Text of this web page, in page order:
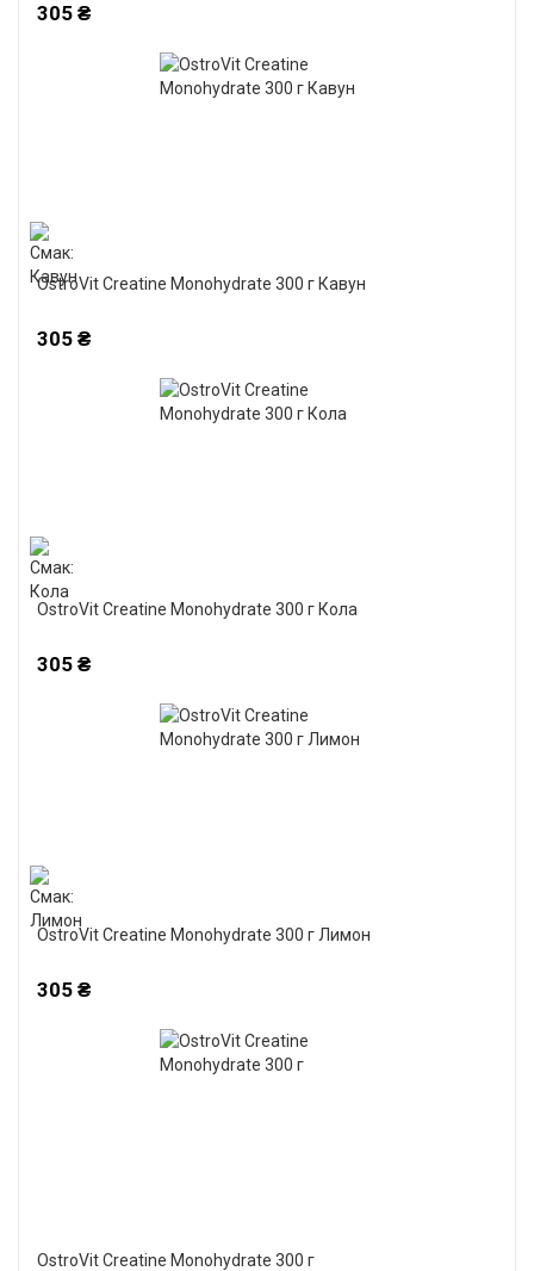
305 ₴
OstroVit Creatine Monohydrate 300 г Кавун
305 ₴
OstroVit Creatine Monohydrate 300 г Кола
305 ₴
OstroVit Creatine Monohydrate 300 г Лимон
305 ₴
OstroVit Creatine Monohydrate 300 г